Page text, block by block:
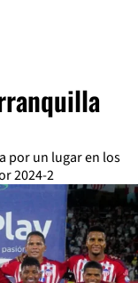
por un lugar en los
2024-2